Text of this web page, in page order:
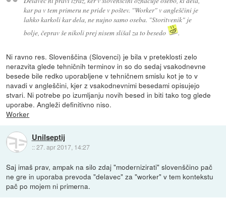
kar pa v tem primeru ne pride v poštev. "Worker" v angleščini je
lahko karkoli kar dela, ne nujno samo oseba. "Storitvenik" je
bolje, čeprav še nikoli prej nisem slišal za to besedo
.
Ni ravno res. Slovenščina (Slovenci) je bila v preteklosti zelo
nerazvita glede tehničnih terminov in so do sedaj vsakodnevne
besede bile redko uporabljene v tehničnem smislu kot je to v
navadi v angleščini, kjer z vsakodnevnimi besedami opisujejo
stvari. Ni potrebe po izumljanju novih besed in biti tako tog glede
uporabe. Angleži definitivno niso.
Worker
Unilseptij
::27. apr 2017, 14:27
Saj imaš prav, ampak na silo zdaj "modernizirati" slovenščino pač
ne gre in uporaba prevoda "delavec" za "worker" v tem kontekstu
pač po mojem ni primerna.